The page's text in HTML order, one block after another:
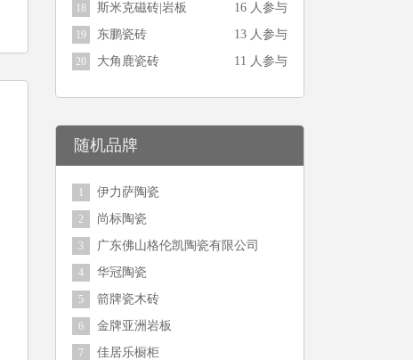
18 斯米克磁砖|岩板 16 人参与
19 东鹏瓷砖 13 人参与
20 大角鹿瓷砖 11 人参与
随机品牌
1 伊力萨陶瓷
2 尚标陶瓷
3 广东佛山格伦凯陶瓷有限公司
4 华冠陶瓷
5 箭牌瓷木砖
6 金牌亚洲岩板
7 佳居乐橱柜